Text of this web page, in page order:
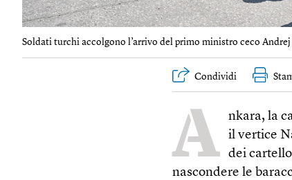
Soldati turchi accolgono l’arrivo del primo ministro ceco Andrej
Condividi
A
nkara, la
il vertice
dei
nascondere le